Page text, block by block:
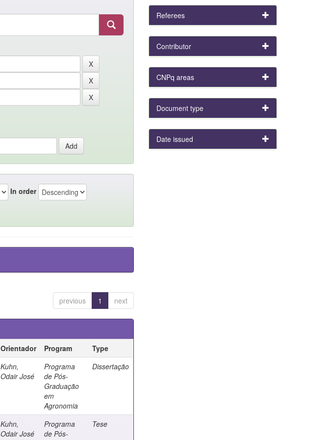
In order
previous 1 next
Orientador Program
Type
Kuhn,
Odair José
Programa
de Pós-
Graduação
em
Agronomia
Dissertação
Kuhn,
Odair José
Programa
de Pós-
Tese
Referees
Contributor
CNPq areas
Document type
Date issued